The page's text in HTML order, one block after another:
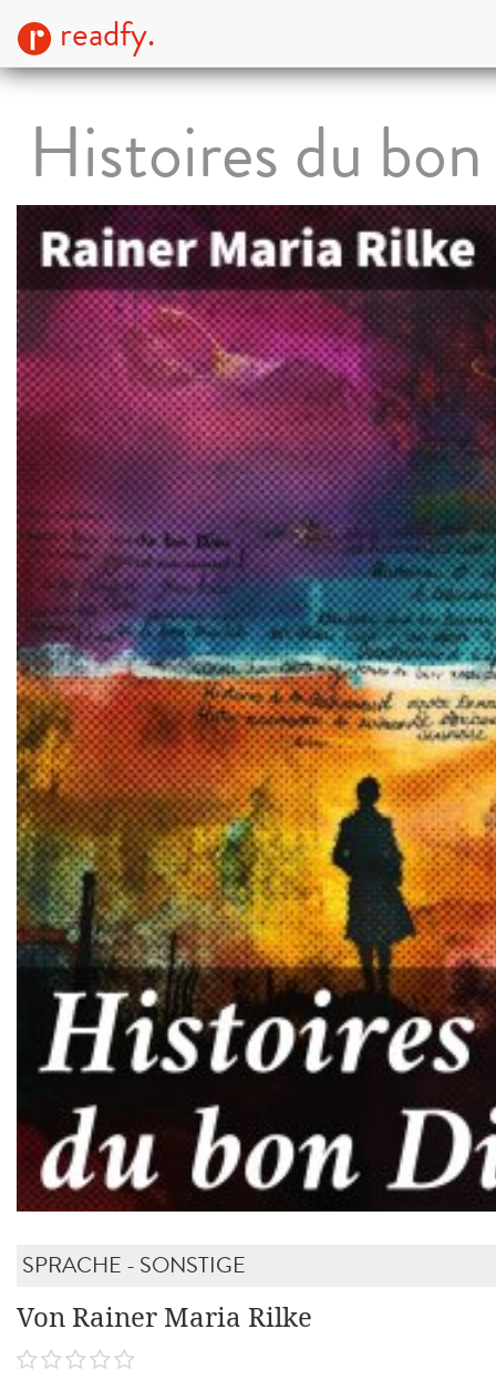
readfy.
Histoires du
SPRACHE - SONSTIGE
Von Rainer Maria Rilke